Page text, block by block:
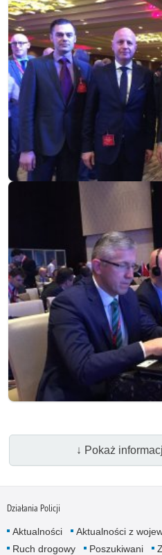
↓ Pokaż
Działania Policji
Aktualności Aktualności z
Ruch drogowy
Poszukiwani